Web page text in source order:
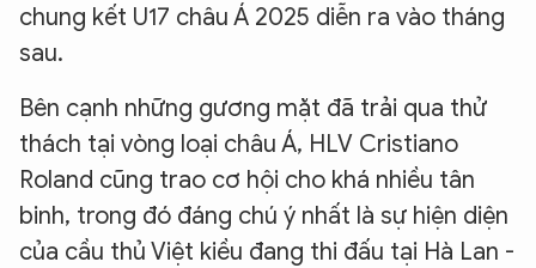
chung kết U17 châu Á 2025 diễn ra vào tháng
sau.
Bên cạnh những gương mặt đã trải qua thử
thách tại vòng loại châu Á, HLV Cristiano
Roland cũng trao cơ hội cho khá nhiều tân
binh, trong đó đáng chú ý nhất là sự hiện diện
của cầu thủ Việt kiều đang thi đấu tại Hà Lan -